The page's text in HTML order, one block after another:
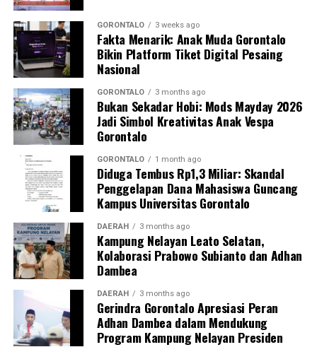
“Penyelamatan jiwa ibu hamil saat bencana tidak bisa
hanya bergantung pada fasilitas kesehatan formal.
Harus ada sistem kesiapsiagaan berbasis masyarakat
yang solid. Kehadiran buku panduan ini memperjelas
alur koordinasi penanganan darurat di lapangan,” ujar
DPL KKN.
Pelatihan berlangsung interaktif lewat simulasi
penanganan awal, diskusi kasus, hingga penyamaan
persepsi peran keluarga dalam pengawasan masa
kehamilan.
InisiatifBUMIL TANGGUHmenjadi wujud nyata
komitmen KKN Profesi Kesehatan UNG 2026 dalam
mengoptimalkan pengawasan kehamilan risiko tinggi.
Melalui sinergi mahasiswa, kader, dan pemerintah desa,
UNG berharap terbangun sistem mitigasi kebencanan
maternal yang tanggap, terintegrasi, dan berkelanjutan.
GORONTALO 3 weeks ago
Fakta Menarik: Anak Muda Gorontalo
Bikin Platform Tiket Digital Pesaing
Nasional
GORONTALO 3 months ago
Bukan Sekadar Hobi: Mods Mayday 2026
Jadi Simbol Kreativitas Anak Vespa
Gorontalo
GORONTALO 1 month ago
Diduga Tembus Rp1,3 Miliar: Skandal
Penggelapan Dana Mahasiswa Guncang
Kampus Universitas Gorontalo
DAERAH 3 months ago
Kampung Nelayan Leato Selatan,
Kolaborasi Prabowo Subianto dan Adhan
Dambea
DAERAH 3 months ago
Gerindra Gorontalo Apresiasi Peran
Adhan Dambea dalam Mendukung
Program Kampung Nelayan Presiden